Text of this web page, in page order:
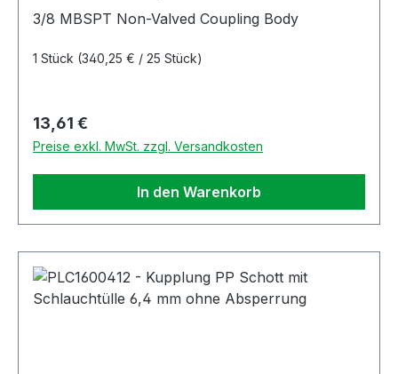
3/8 MBSPT Non-Valved Coupling Body
1 Stück (340,25 € / 25 Stück)
Regulärer Preis:
13,61 €
Preise exkl. MwSt. zzgl. Versandkosten
In den Warenkorb